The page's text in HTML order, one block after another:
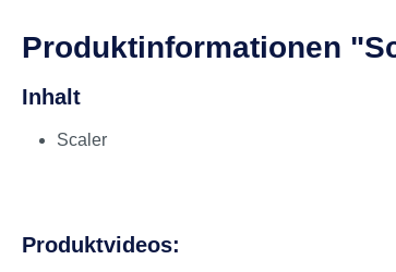
Produktinformationen
Inhalt
Scaler
Produktvideos: